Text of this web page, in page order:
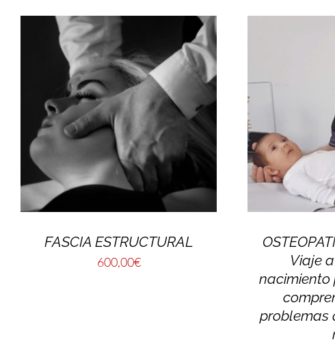
FASCIA ESTRUCTURAL
600,00€
Viaje
nacimiento
problemas